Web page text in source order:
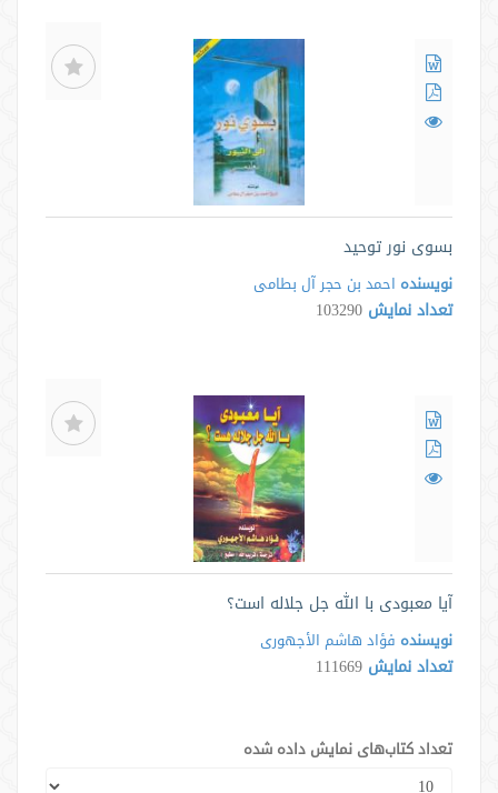
بسوی نور توحید
نویسنده احمد بن حجر آل بطامی
تعداد نمایش 103290
آیا معبودی با الله جل جلاله است؟
نویسنده فؤاد هاشم الأجهوری
تعداد نمایش 111669
تعداد کتاب‌های نمایش داده شده